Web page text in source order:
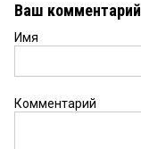
Ваш комментарий
Имя
Комментарий